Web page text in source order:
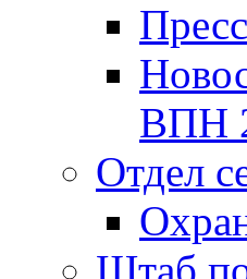
ВПН
Отдел